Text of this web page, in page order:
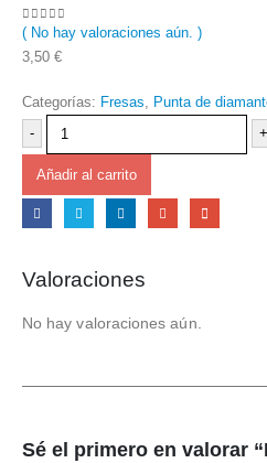
0 out of 5
( No hay valoraciones aún. )
3,50 €
Categorías: Fresas Punta de
-
+
Añadir al carrito
Valoraciones
No hay valoraciones aún.
Sé el primero en valorar